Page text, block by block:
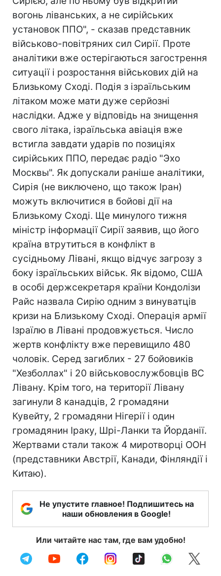
вогонь ліванських, а не сирійських
установок ППО", - сказав представник
військово-повітряних сил Сирії. Проте
аналітики вже остерігаються загострення
ситуації і розростання військових дій на
Близькому Сході. Подія з ізраїльським
літаком може мати дуже серйозні
наслідки. Адже у відповідь на знищення
свого літака, ізраїльська авіація вже
встигла завдати ударів по позиціях
сирійських ППО, передає радіо "Эхо
Москвы". Як допускали раніше аналітики,
Сирія (не виключено, що також Іран)
можуть включитися в бойові дії на
Близькому Сході. Ще минулого тижня
міністр інформації Сирії заявив, що його
країна втрутиться в конфлікт в
сусідньому Лівані, якщо відчує загрозу з
боку ізраїльських військ. Як відомо, США
в особі держсекретаря країни Кондолізи
Райс назвала Сирію одним з винуватців
кризи на Близькому Сході. Операція армії
Ізраїлю в Лівані продовжується. Число
жертв конфлікту вже перевищило 480
чоловік. Серед загиблих - 27 бойовиків
"Хезболлах" і 20 військовослужбовців ВС
Лівану. Крім того, на території Лівану
загинули 8 канадців, 2 громадяни
Кувейту, 2 громадяни Нігерії і один
громадянин Іраку, Шрі-Ланки та Йорданії.
Жертвами стали також 4 миротворці ООН
(представники Австрії, Канади, Фінляндії і
Китаю).
Не упустите главное! Подпишитесь на
наши обновления в Google!
Или читайте нас там, где вам удобно!